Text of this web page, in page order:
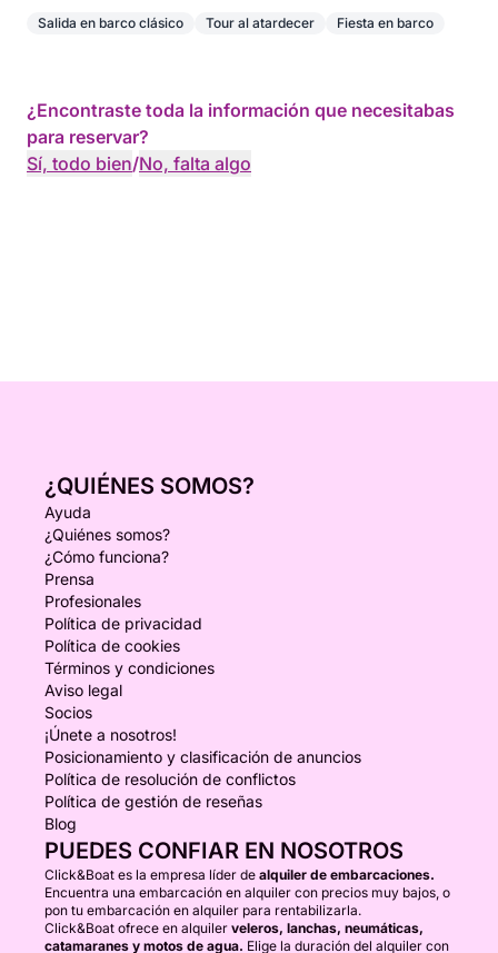
Salida en barco clásico Tour al atardecer Fiesta en barco
¿Encontraste toda la información que necesitabas
para reservar?
Sí, todo bien/No, falta algo
¿QUIÉNES SOMOS?
Ayuda
¿Quiénes somos?
¿Cómo funciona?
Prensa
Profesionales
Política de privacidad
Política de cookies
Términos y condiciones
Aviso legal
Socios
¡Únete a nosotros!
Posicionamiento y clasificación de anuncios
Política de resolución de conflictos
Política de gestión de reseñas
Blog
PUEDES CONFIAR EN NOSOTROS
Click&Boat es la empresa líder de alquiler de embarcaciones.
Encuentra una embarcación en alquiler con precios muy bajos, o
pon tu embarcación en alquiler para rentabilizarla.
Click&Boat ofrece en alquiler veleros, lanchas, neumáticas,
catamaranes y motos de agua. Elige la duración del alquiler con